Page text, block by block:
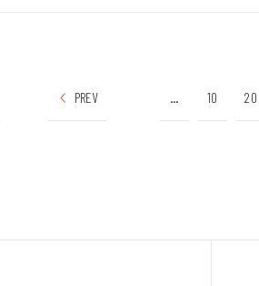
PREV ... 10 20